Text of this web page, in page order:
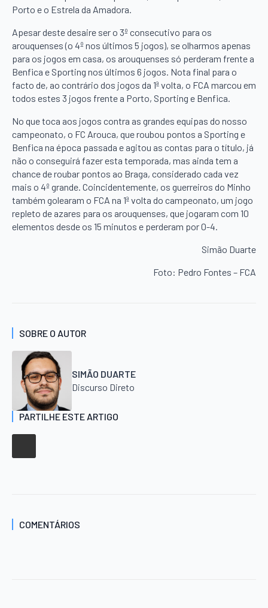
Porto e o Estrela da Amadora.
Apesar deste desaire ser o 3º consecutivo para os
arouquenses (o 4º nos últimos 5 jogos), se olharmos apenas
para os jogos em casa, os arouquenses só perderam frente a
Benfica e Sporting nos últimos 6 jogos. Nota final para o
facto de, ao contrário dos jogos da 1ª volta, o FCA marcou em
todos estes 3 jogos frente a Porto, Sporting e Benfica.
No que toca aos jogos contra as grandes equipas do nosso
campeonato, o FC Arouca, que roubou pontos a Sporting e
Benfica na época passada e agitou as contas para o título, já
não o conseguirá fazer esta temporada, mas ainda tem a
chance de roubar pontos ao Braga, considerado cada vez
mais o 4º grande. Coincidentemente, os guerreiros do Minho
também golearam o FCA na 1ª volta do campeonato, um jogo
repleto de azares para os arouquenses, que jogaram com 10
elementos desde os 15 minutos e perderam por 0-4.
Simão Duarte
Foto: Pedro Fontes – FCA
SOBRE O AUTOR
SIMÃO DUARTE
Discurso Direto
PARTILHE ESTE ARTIGO
COMENTÁRIOS